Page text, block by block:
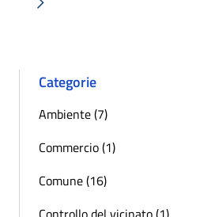
Successiva »
Categorie
Ambiente (7)
Commercio (1)
Comune (16)